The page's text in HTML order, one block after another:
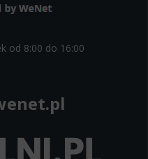
WebWave sp. z o.o. w
marketingowej może
czasie, poprzez
tel. 22 457 30 95 lub email
zgodność z prawem
na podstawie zgody
od 8:00 do 16:00